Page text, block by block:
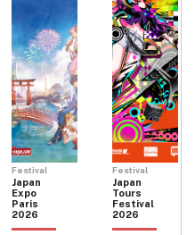
Festival
Japan
Expo
Paris
2026
Festival
Japan
Tours
Festival
2026